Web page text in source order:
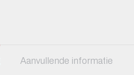
Aanvullende informatie